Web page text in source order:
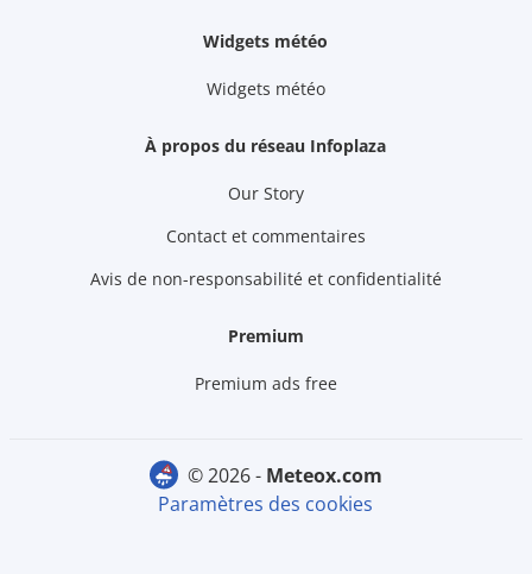
Widgets météo
Widgets météo
À propos du réseau Infoplaza
Our Story
Contact et commentaires
Avis de non-responsabilité et confidentialité
Premium
Premium ads free
© 2026 -
meteox.com
Paramètres des cookies